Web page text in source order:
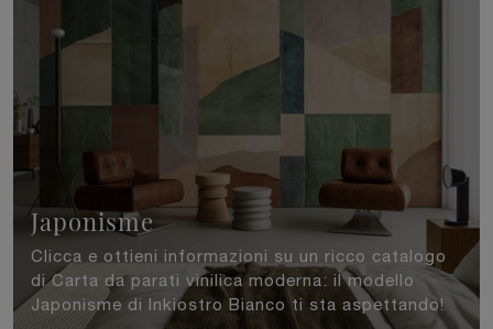
Japonisme
Clicca e ottieni informazioni su un ricco catalogo
di Carta da parati vinilica moderna: il modello
Japonisme di Inkiostro Bianco ti sta aspettando!